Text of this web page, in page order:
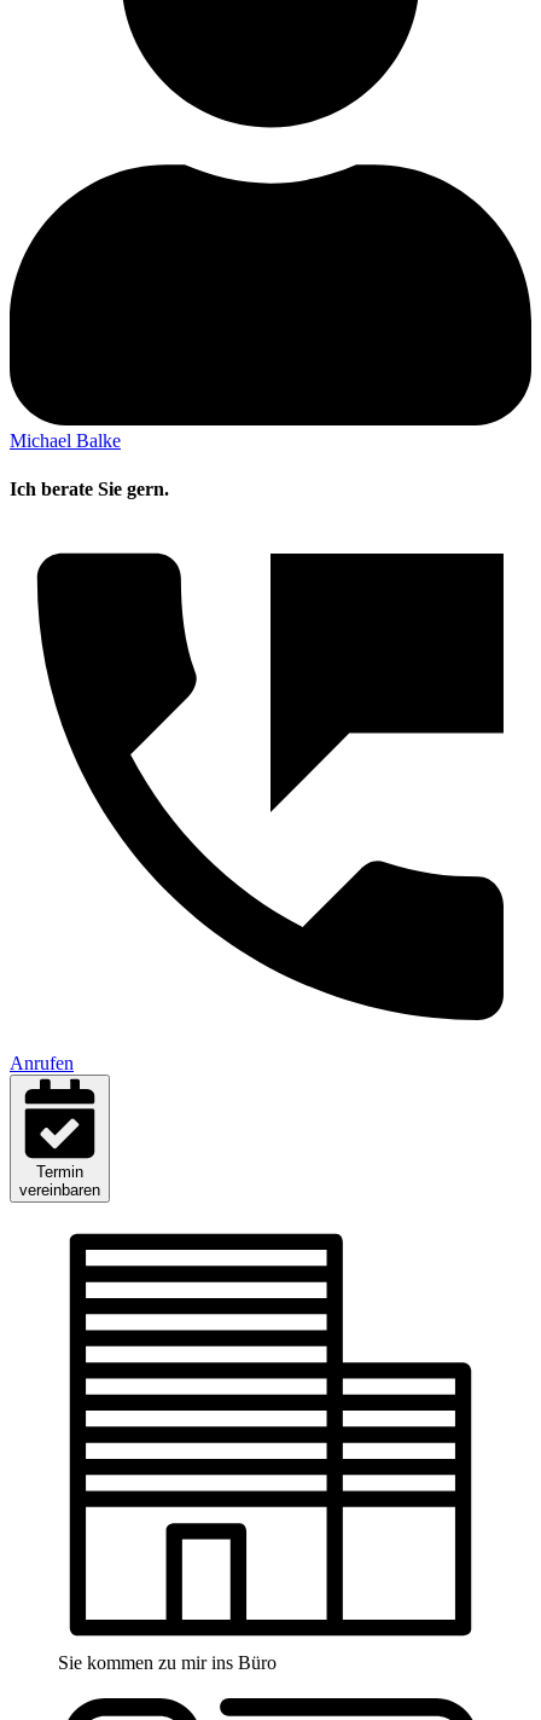
Michael Balke
Ich berate Sie gern.
Anrufen
Termin
vereinbaren
Sie kommen zu mir ins Büro